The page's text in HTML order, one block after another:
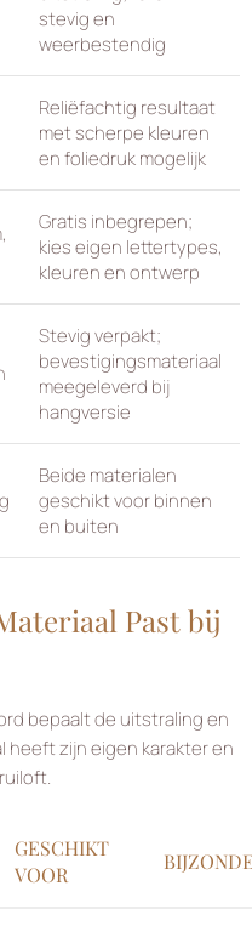
stevig en
weerbestendig
Reliëfachtig resultaat
met scherpe kleuren
en foliedruk mogelijk
Gratis inbegrepen;
kies eigen lettertypes,
kleuren en ontwerp
Stevig verpakt;
bevestigingsmateriaal
meegeleverd bij
hangversie
Beide materialen
geschikt voor binnen
en buiten
Past bij
bepaalt de uitstraling en
heeft zijn eigen karakter en
GESCHIKT
VOOR